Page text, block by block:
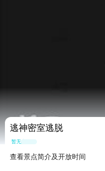
逃神密室逃脱
暂无点评
查看景点简介及开放时间